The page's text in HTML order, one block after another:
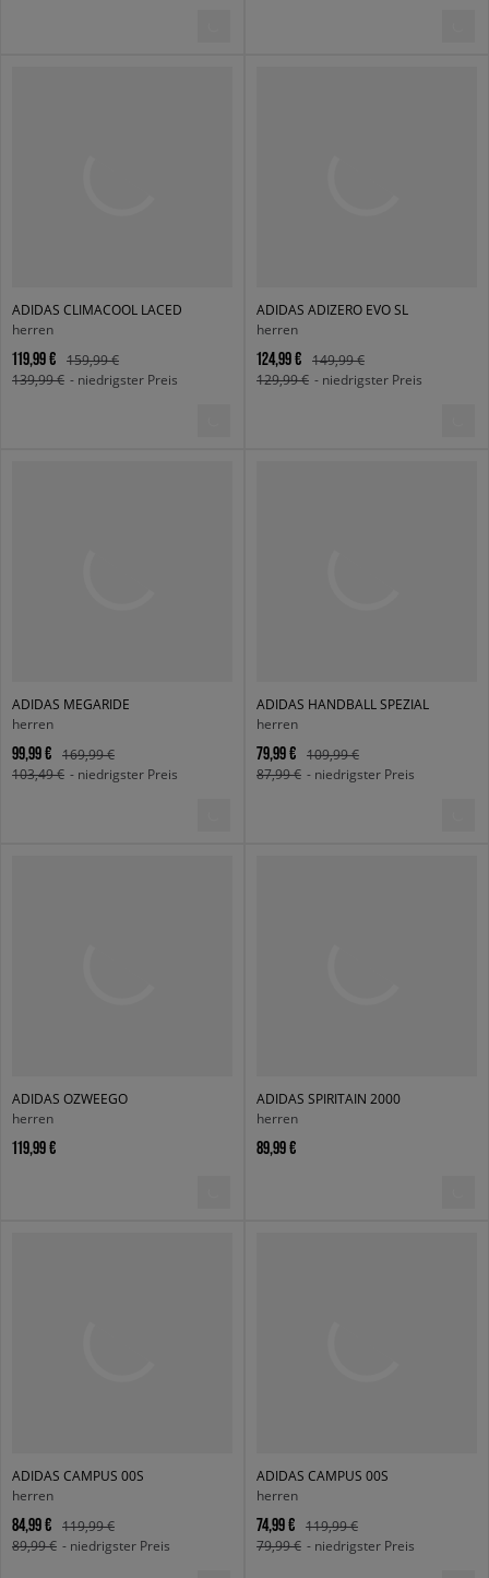
ADIDAS CLIMACOOL LACED
herren
119,99 €
159,99 €
139,99 € - niedrigster Preis
ADIDAS ADIZERO EVO SL
herren
124,99 €
149,99 €
129,99 € - niedrigster Preis
ADIDAS MEGARIDE
herren
99,99 €
169,99 €
103,49 € - niedrigster Preis
ADIDAS HANDBALL SPEZIAL
herren
79,99 €
109,99 €
87,99 € - niedrigster Preis
ADIDAS OZWEEGO
herren
119,99 €
ADIDAS SPIRITAIN 2000
herren
89,99 €
ADIDAS CAMPUS 00S
herren
84,99 €
119,99 €
89,99 € - niedrigster Preis
ADIDAS CAMPUS 00S
herren
74,99 €
119,99 €
79,99 € - niedrigster Preis